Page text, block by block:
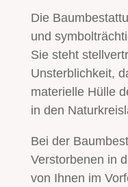
Die
und
Sie steht
Unsterblichkeit,
materielle Hülle
in den
Bei der
Verstorbenen in
von Ihnen im